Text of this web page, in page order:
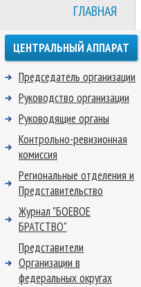
ГЛАВНАЯ
ЦЕНТРАЛЬНЫЙ АППАРАТ
Председатель организации
Руководство организации
Руководящие органы
Контрольно-ревизионная
комиссия
Региональные отделения и
Представительство
Журнал "БОЕВОЕ
БРАТСТВО"
Представители
Организации в
федеральных округах